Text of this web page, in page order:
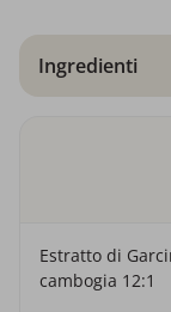
Ingredienti
Estratto di
cambogia 12:1